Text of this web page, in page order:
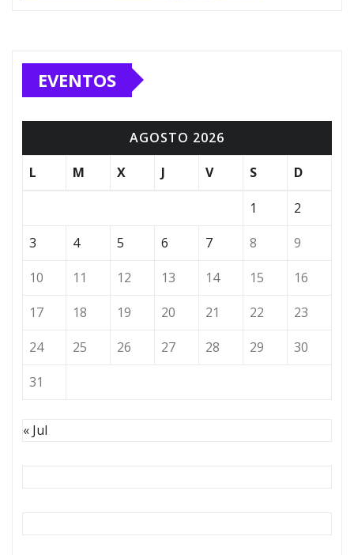
EVENTOS
AGOSTO 2026
L
M X J V S D
1
2
3
4 5 6 7 8
9
10
11 12 13 14 15
16
17
18 19 20 21 22
23
24
25 26 27 28 29
30
31
« Jul